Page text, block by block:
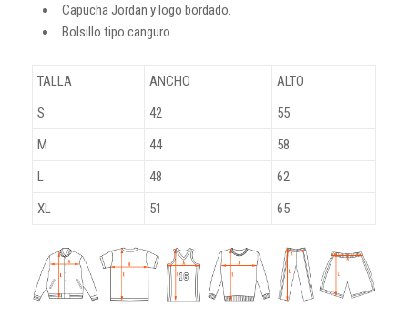
Capucha Jordan y logo bordado.
Bolsillo tipo canguro.
TALLA ANCHO
ALTO
S
42
55
M
44
58
L
48
62
XL
51 65